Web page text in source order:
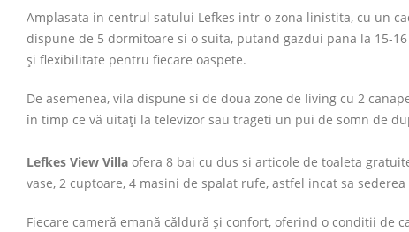
Amplasata in centrul satului Lefkes intr-o zona linistita, cu un
dispune de 5 dormitoare si o suita, putand gazdui pana la
și flexibilitate pentru fiecare oaspete.
De asemenea, vila dispune si de doua zone de living cu 2
în timp ce vă uitați la televizor sau trageti un pui de somn de
Lefkes View Villa ofera 8 bai cu dus si articole de toaleta
vase, 2 cuptoare, 4 masini de spalat rufe, astfel incat sa
Fiecare cameră emană căldură și confort, oferind o conditii de